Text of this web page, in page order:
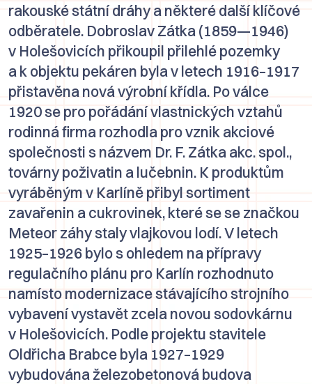
rakouské státní dráhy a některé další klíčové
odběratele. Dobroslav Zátka (1859—1946)
v Holešovicích přikoupil přilehlé pozemky
a k objektu pekáren byla v letech 1916–1917
přistavěna nová výrobní křídla. Po válce
1920 se pro pořádání vlastnických vztahů
rodinná firma rozhodla pro vznik akciové
společnosti s názvem Dr. F. Zátka akc. spol.,
továrny poživatin a lučebnin. K produktům
vyráběným v Karlíně přibyl sortiment
zavařenin a cukrovinek, které se se značkou
Meteorzáhy staly vlajkovou lodí. V letech
1925–1926 bylo s ohledem na přípravy
regulačního plánu pro Karlín rozhodnuto
namísto modernizace stávajícího strojního
vybavení vystavět zcela novou sodovkárnu
v Holešovicích. Podle projektu stavitele
Oldřicha Brabcebyla 1927–1929
vybudována železobetonová budova